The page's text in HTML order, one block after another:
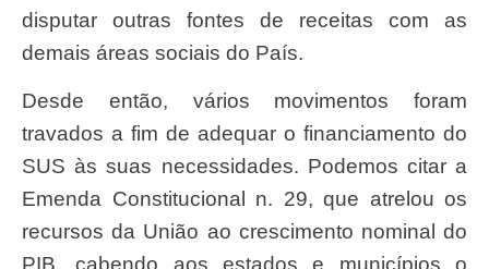
disputar outras fontes de receitas com as
demais áreas sociais do País.
Desde então, vários movimentos foram
travados a fim de adequar o financiamento do
SUS às suas necessidades. Podemos citar a
Emenda Constitucional n. 29, que atrelou os
recursos da União ao crescimento nominal do
PIB, cabendo aos estados e municípios o